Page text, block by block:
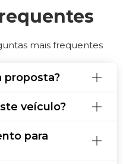
mais frequentes
proposta?
veículo?
para